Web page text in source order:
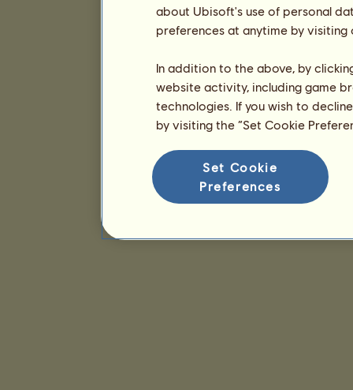
about Ubisoft's use of personal
preferences at anytime by
In addition to the above, by
website activity, including game
technologies. If you wish to
by visiting the “Set Cookie
Set Cookie
Preferences